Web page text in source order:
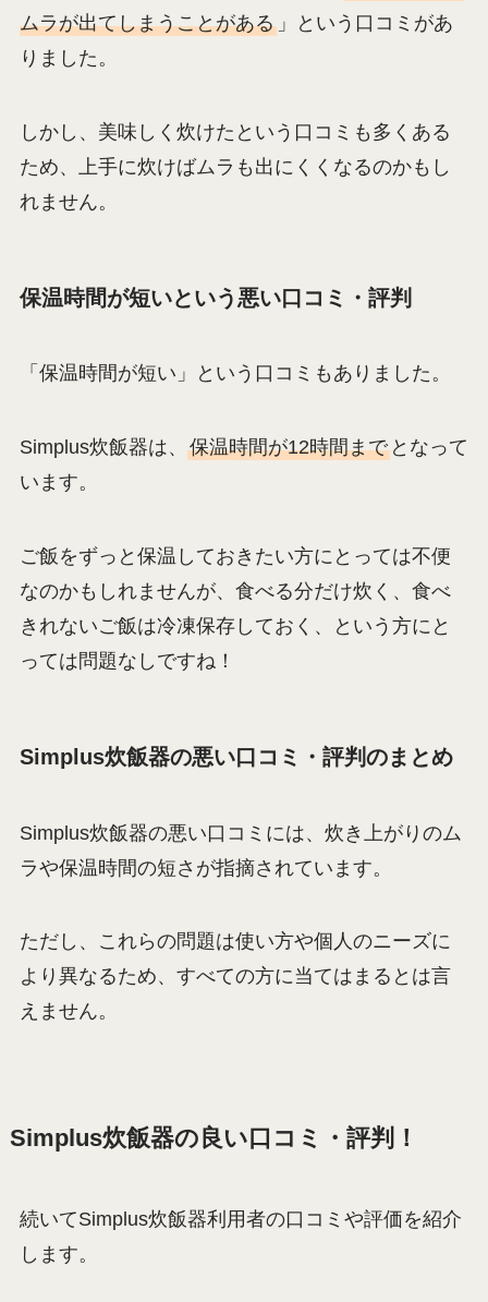
ムラが出てしまうことがある」という口コミがあ
りました。
しかし、美味しく炊けたという口コミも多くある
ため、上手に炊けばムラも出にくくなるのかもし
れません。
保温時間が短いという悪い口コミ・評判
「保温時間が短い」という口コミもありました。
Simplus炊飯器は、 保温時間が12時間までとなって
います。
ご飯をずっと保温しておきたい方にとっては不便
なのかもしれませんが、食べる分だけ炊く、食べ
きれないご飯は冷凍保存しておく、という方にと
っては問題なしですね！
Simplus炊飯器の悪い口コミ・評判のまとめ
Simplus炊飯器の悪い口コミには、炊き上がりのム
ラや保温時間の短さが指摘されています。
ただし、これらの問題は使い方や個人のニーズに
より異なるため、すべての方に当てはまるとは言
えません。
Simplus炊飯器の良い口コミ・評判！
続いてSimplus炊飯器利用者の口コミや評価を紹介
します。